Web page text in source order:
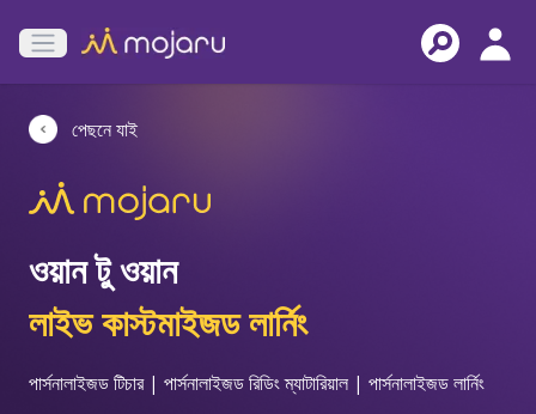
Open main menu
পেছনে যাই
ওয়ান টু ওয়ান
লাইভ কাস্টমাইজড লার্নিং
পার্সনালাইজড টিচার | পার্সনালাইজড রিডিং ম্যাটারিয়াল | পার্সনালাইজড লার্নিং